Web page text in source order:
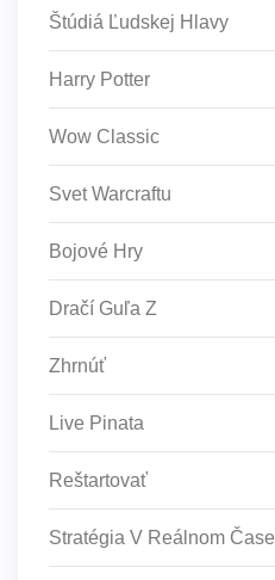
Štúdiá Ľudskej Hlavy
Harry Potter
Wow Classic
Svet Warcraftu
Bojové Hry
Dračí Guľa Z
Zhrnúť
Live Pinata
Reštartovať
Stratégia V Reálnom Čase